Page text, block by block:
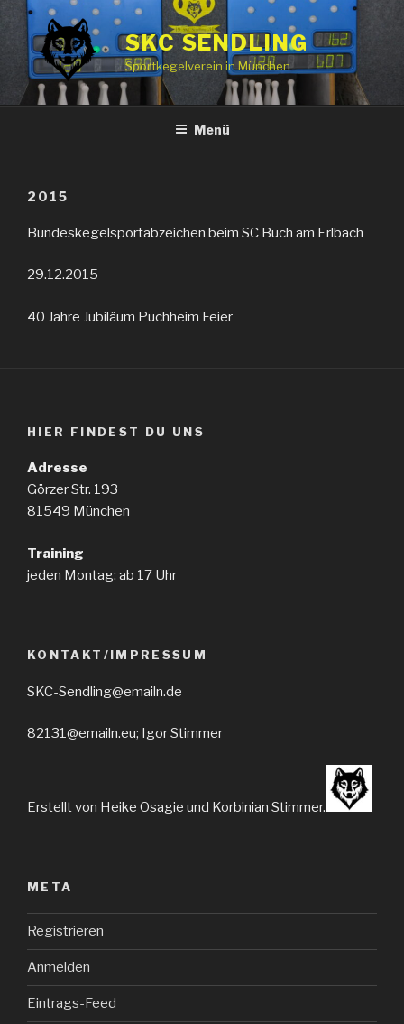
springen
SKC SENDLING
Sportkegelverein in München
Menü
2015
Bundeskegelsportabzeichen beim SC Buch am Erlbach
29.12.2015
40 Jahre Jubiläum Puchheim Feier
HIER FINDEST DU UNS
Adresse
Görzer Str. 193
81549 München
Training
jeden Montag: ab 17 Uhr
KONTAKT/IMPRESSUM
SKC-Sendling@emailn.de
82131@emailn.eu; Igor Stimmer
Erstellt von Heike Osagie und Korbinian Stimmer.
META
Registrieren
Anmelden
Eintrags-Feed